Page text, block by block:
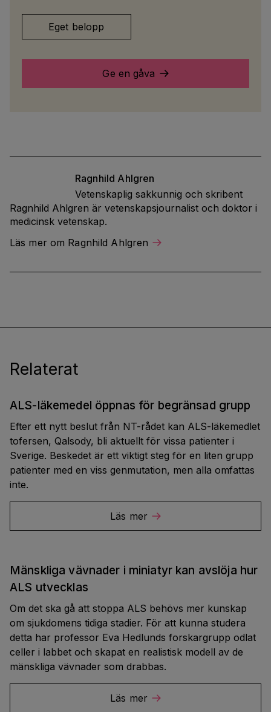
Eget belopp
Ge en gåva
Ragnhild Ahlgren
Vetenskaplig sakkunnig och skribent
Ragnhild Ahlgren är vetenskapsjournalist och doktor i
medicinsk vetenskap.
Läs mer om Ragnhild Ahlgren
Relaterat
ALS-läkemedel öppnas för begränsad grupp
Efter ett nytt beslut från NT-rådet kan ALS-läkemedlet
tofersen, Qalsody, bli aktuellt för vissa patienter i
Sverige. Beskedet är ett viktigt steg för en liten grupp
patienter med en viss genmutation, men alla omfattas
inte.
Läs mer
Mänskliga vävnader i miniatyr kan avslöja hur
ALS utvecklas
Om det ska gå att stoppa ALS behövs mer kunskap
om sjukdomens tidiga stadier. För att kunna studera
detta har professor Eva Hedlunds forskargrupp odlat
celler i labbet och skapat en realistisk modell av de
mänskliga vävnader som drabbas.
Läs mer